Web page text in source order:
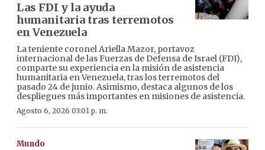
Las FDI y la ayuda
humanitaria tras terremotos
en Venezuela
La teniente coronel Ariella Mazor, portavoz
internacional de las Fuerzas de Defensa de Israel (FDI),
comparte su experiencia en la misión de asistencia
humanitaria en Venezuela, tras los terremotos del
pasado 24 de junio. Asimismo, destaca algunos de los
despliegues más importantes en misiones de asistencia.
Agosto 6, 2026 03:01 p. m.
Mundo